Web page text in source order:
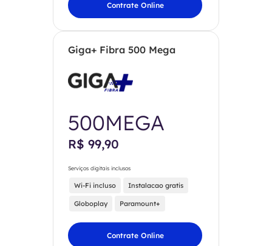
Contrate Online
Giga+ Fibra 500 Mega
500MEGA
R$ 99,90
Serviços digitais inclusos
Wi-Fi incluso Instalacao gratis
Globoplay Paramount+
Contrate Online